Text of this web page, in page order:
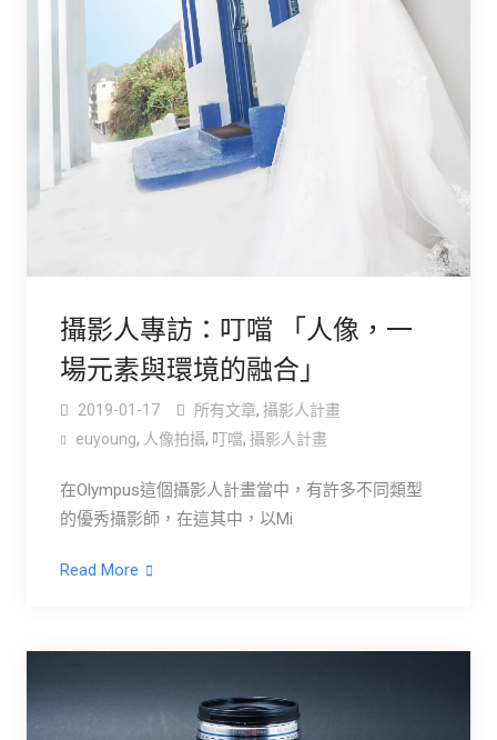
攝影人專訪：叮噹 「人像，一
場元素與環境的融合」
2019-01-17 所有文章, 攝影人計畫
euyoung, 人像拍攝, 叮噹, 攝影人計畫
在Olympus這個攝影人計畫當中，有許多不同類型
的優秀攝影師，在這其中，以Mi
Read More